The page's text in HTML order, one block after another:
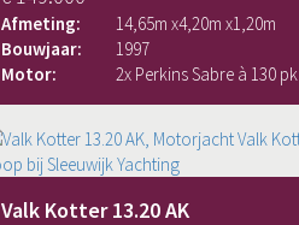
Afmeting: 14,65m x4,20m x1,20m
Bouwjaar:
1997
Motor:
2x Perkins Sabre à 130 pk
Valk Kotter 13.20 AK